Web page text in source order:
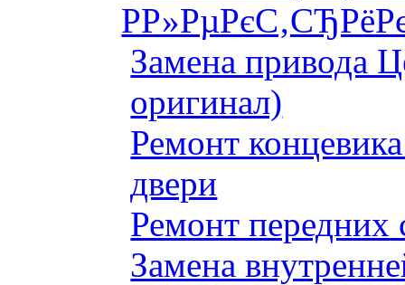
Замена привода
оригинал)
Ремонт
двери
Ремонт передних
Замена